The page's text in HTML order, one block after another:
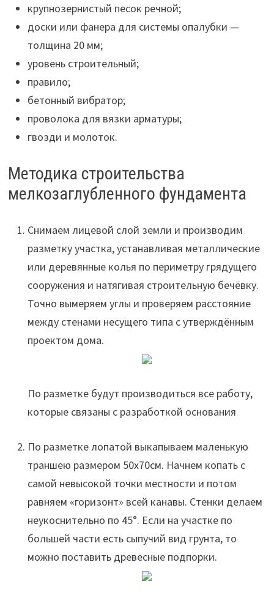
крупнозернистый песок речной;
доски или фанера для системы опалубки —
толщина 20 мм;
уровень строительный;
правило;
бетонный вибратор;
проволока для вязки арматуры;
гвозди и молоток.
Методика строительства
мелкозаглубленного фундамента
Снимаем лицевой слой земли и производим
разметку участка, устанавливая металлические
или деревянные колья по периметру грядущего
сооружения и натягивая строительную бечёвку.
Точно вымеряем углы и проверяем расстояние
между стенами несущего типа с утверждённым
проектом дома.
По разметке будут производиться все работу,
которые связаны с разработкой основания
По разметке лопатой выкапываем маленькую
траншею размером 50х70см. Начнем копать с
самой невысокой точки местности и потом
равняем «горизонт» всей канавы. Стенки делаем
неукоснительно по 45°. Если на участке по
большей части есть сыпучий вид грунта, то
можно поставить древесные подпорки.